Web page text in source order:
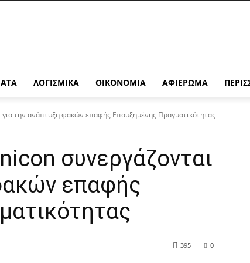
ΛΟΓΙΣΜΙΚΆ ΟΙΚΟΝΟΜΊΑ ΑΦΙΈΡΩΜΑ
την ανάπτυξη φακών επαφής Επαυξημένης Πραγματικότητας
συνεργάζονται
επαφής
0
395